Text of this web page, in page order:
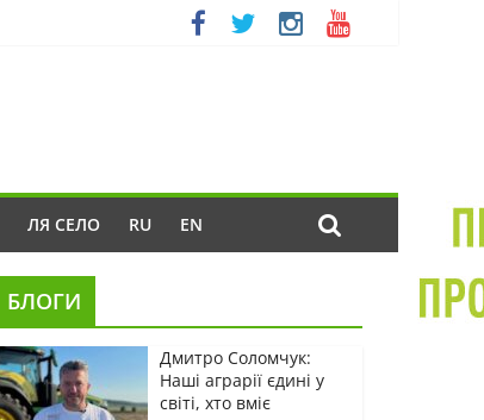
ЛЯ СЕЛО RU EN
БЛОГИ
Дмитро Соломчук:
Наші аграрії єдині у
світі, хто вміє